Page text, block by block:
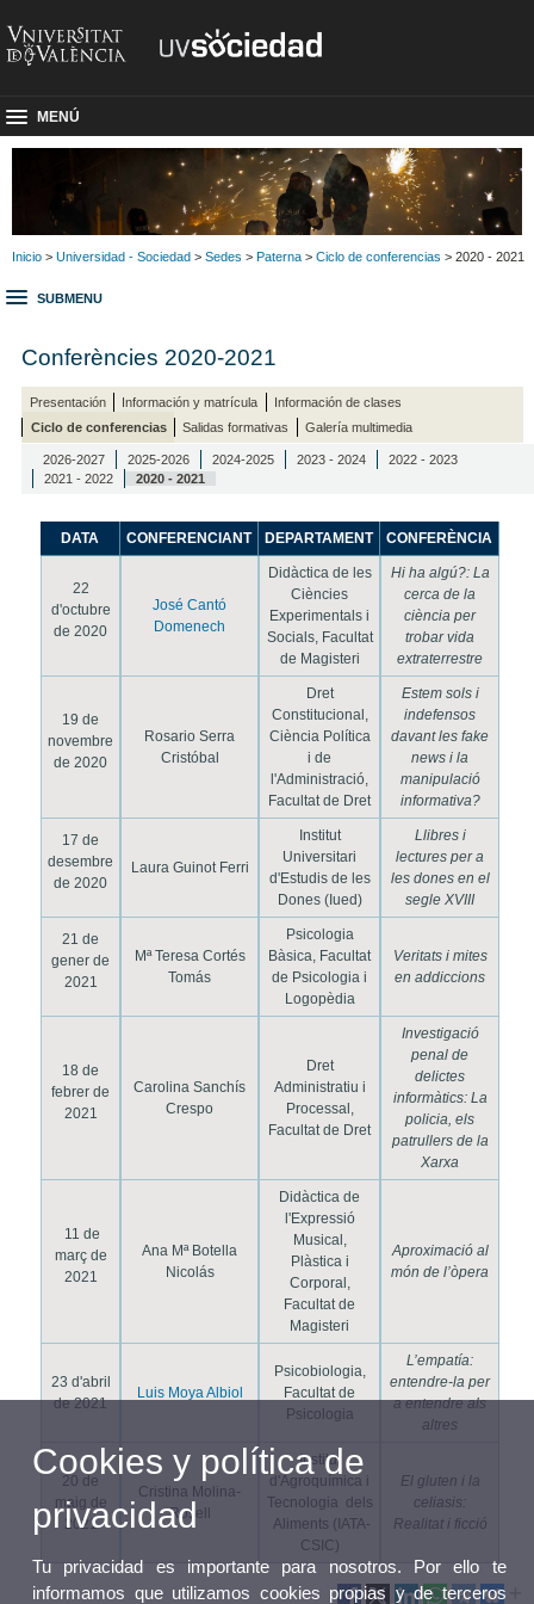
MENÚ
Inicio > Universidad - Sociedad > Sedes > Paterna > Ciclo de conferencias > 2020 - 2021
SUBMENU
Conferències 2020-2021
Presentación Información y matrícula
Información de clases
Ciclo de conferencias
Salidas formativas Galería multimedia
2026-2027 2025-2026 2024-2025 2023 - 2024
2022 - 2023
2021 - 2022
2020 - 2021
DATA CONFERENCIANT DEPARTAMENT CONFERÈNCIA
22
d'octubre
de 2020
José Cantó
Domenech
Didàctica de les
Ciències
Experimentals i
Socials, Facultat
de Magisteri
Hi ha algú?: La
cerca de la
ciència per
trobar vida
extraterrestre
19 de
novembre
de 2020
Rosario Serra
Cristóbal
Dret
Constitucional,
Ciència Política
i de
l'Administració,
Facultat de Dret
Estem sols i
indefensos
davant les fake
news i la
manipulació
informativa?
17 de
desembre
de 2020
Laura Guinot Ferri
Institut
Universitari
d'Estudis de les
Dones (Iued)
Llibres i
lectures per a
les dones en el
segle XVIII
21 de
gener de
2021
Mª Teresa Cortés
Tomás
Psicologia
Bàsica, Facultat
de Psicologia i
Logopèdia
Veritats i mites
en addiccions
18 de
febrer de
2021
Carolina Sanchís
Crespo
Dret
Administratiu i
Processal,
Facultat de Dret
Investigació
penal de
delictes
informàtics: La
policia, els
patrullers de la
Xarxa
11 de
març de
2021
Ana Mª Botella
Nicolás
Didàctica de
l'Expressió
Musical,
Plàstica i
Corporal,
Facultat de
Magisteri
Aproximació al
món de l’òpera
23 d'abril
de 2021
Luis Moya Albiol
Psicobiologia,
Facultat de
Psicologia
L’empatía:
entendre-la per
a entendre als
altres
20 de
maig de
2021
Cristina Molina-
Rosell
Institut
d'Agroquímica i
Tecnologia dels
Aliments (IATA-
CSIC)
El gluten i la
celiasis:
Realitat i ficció
Cookies y política de
privacidad
Tu privacidad es importante para nosotros. Por ello te
informamos que utilizamos cookies propias y de terceros